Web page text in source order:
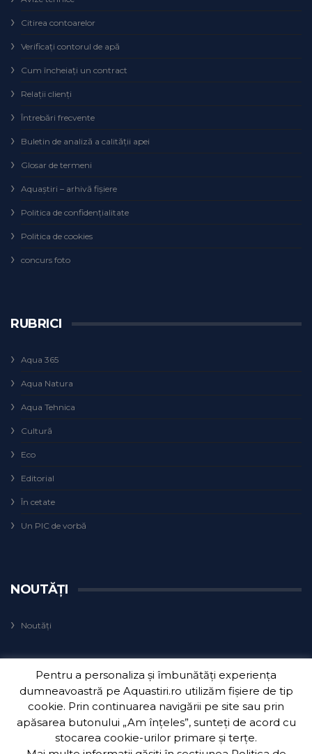
Citirea contoarelor
Verificaţi contorul de apă
Cum încheiaţi un contract
Relaţii clienţi
Întrebări frecvente
Buletin de analiză a calităţii apei
Glosar de termeni
Aquaștiri – arhivă fișiere
Politica de confidențialitate
Politica de cookies
concurs foto
RUBRICI
Aqua 365
Aqua Natura
Aqua Tehnica
Cultură
Eco
Editorial
În cetate
Un PIC de vorbă
NOUTĂȚI
Noutăți
Copyright 2018 Aquatim S.A.| Dezvoltat de 3Waves Net
Pentru a personaliza și îmbunătăți experiența
dumneavoastră pe Aquastiri.ro utilizăm fișiere de tip
cookie. Prin continuarea navigării pe site sau prin
apăsarea butonului „Am înțeles”, sunteți de acord cu
stocarea cookie-urilor primare și terțe.